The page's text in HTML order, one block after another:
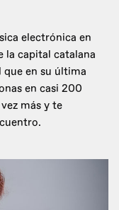
electrónica en
la capital catalana
que en su última
en casi 200
más y te